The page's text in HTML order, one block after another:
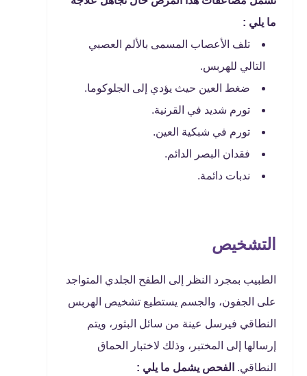
ما يلي :
تلف الأعصاب المسمى بالألم العصبي
التالي للهربس.
ضغط العين حيث يؤدي إلى الجلوكوما.
تورم شديد في القرنية.
تورم في شبكية العين.
فقدان البصر الدائم.
ندبات دائمة.
التشخيص
الطبيب بمجرد النظر إلى الطفح الجلدي المتواجد
على الجفون، والجسم يستطيع تشخيص الهربس
النطاقي فيرسل عينة من سائل البثور، ويتم
إرسالها إلى المختبر، وذلك لاختبار الحماق
النطاقي. الفحص يشمل ما يلي :